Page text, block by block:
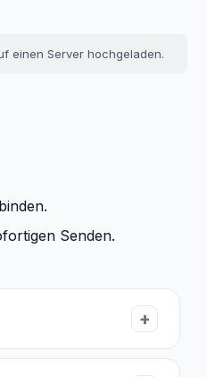
einen Server hochgeladen.
Senden.